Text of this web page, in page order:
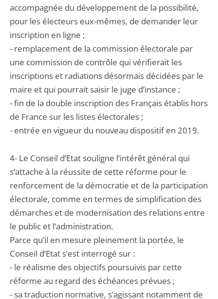
accompagnée du développement de la possibilité,
pour les électeurs eux-mêmes, de demander leur
inscription en ligne ;
- remplacement de la commission électorale par
une commission de contrôle qui vérifierait les
inscriptions et radiations désormais décidées par le
maire et qui pourrait saisir le juge d’instance ;
- fin de la double inscription des Français établis hors
de France sur les listes électorales ;
- entrée en vigueur du nouveau dispositif en 2019.
4- Le Conseil d’Etat souligne l’intérêt général qui
s’attache à la réussite de cette réforme pour le
renforcement de la démocratie et de la participation
électorale, comme en termes de simplification des
démarches et de modernisation des relations entre
le public et l’administration.
Parce qu’il en mesure pleinement la portée, le
Conseil d’Etat s’est interrogé sur :
- le réalisme des objectifs poursuivis par cette
réforme au regard des échéances prévues ;
- sa traduction normative, s’agissant notamment de